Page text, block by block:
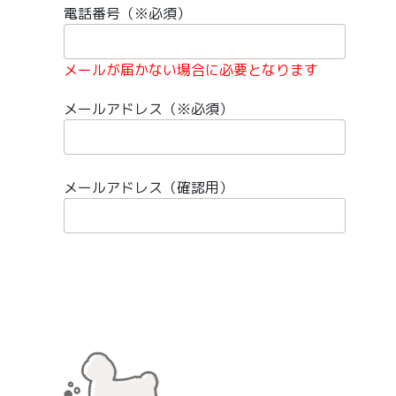
電話番号（※必須）
メールが届かない場合に必要となります
メールアドレス（※必須）
メールアドレス（確認用）